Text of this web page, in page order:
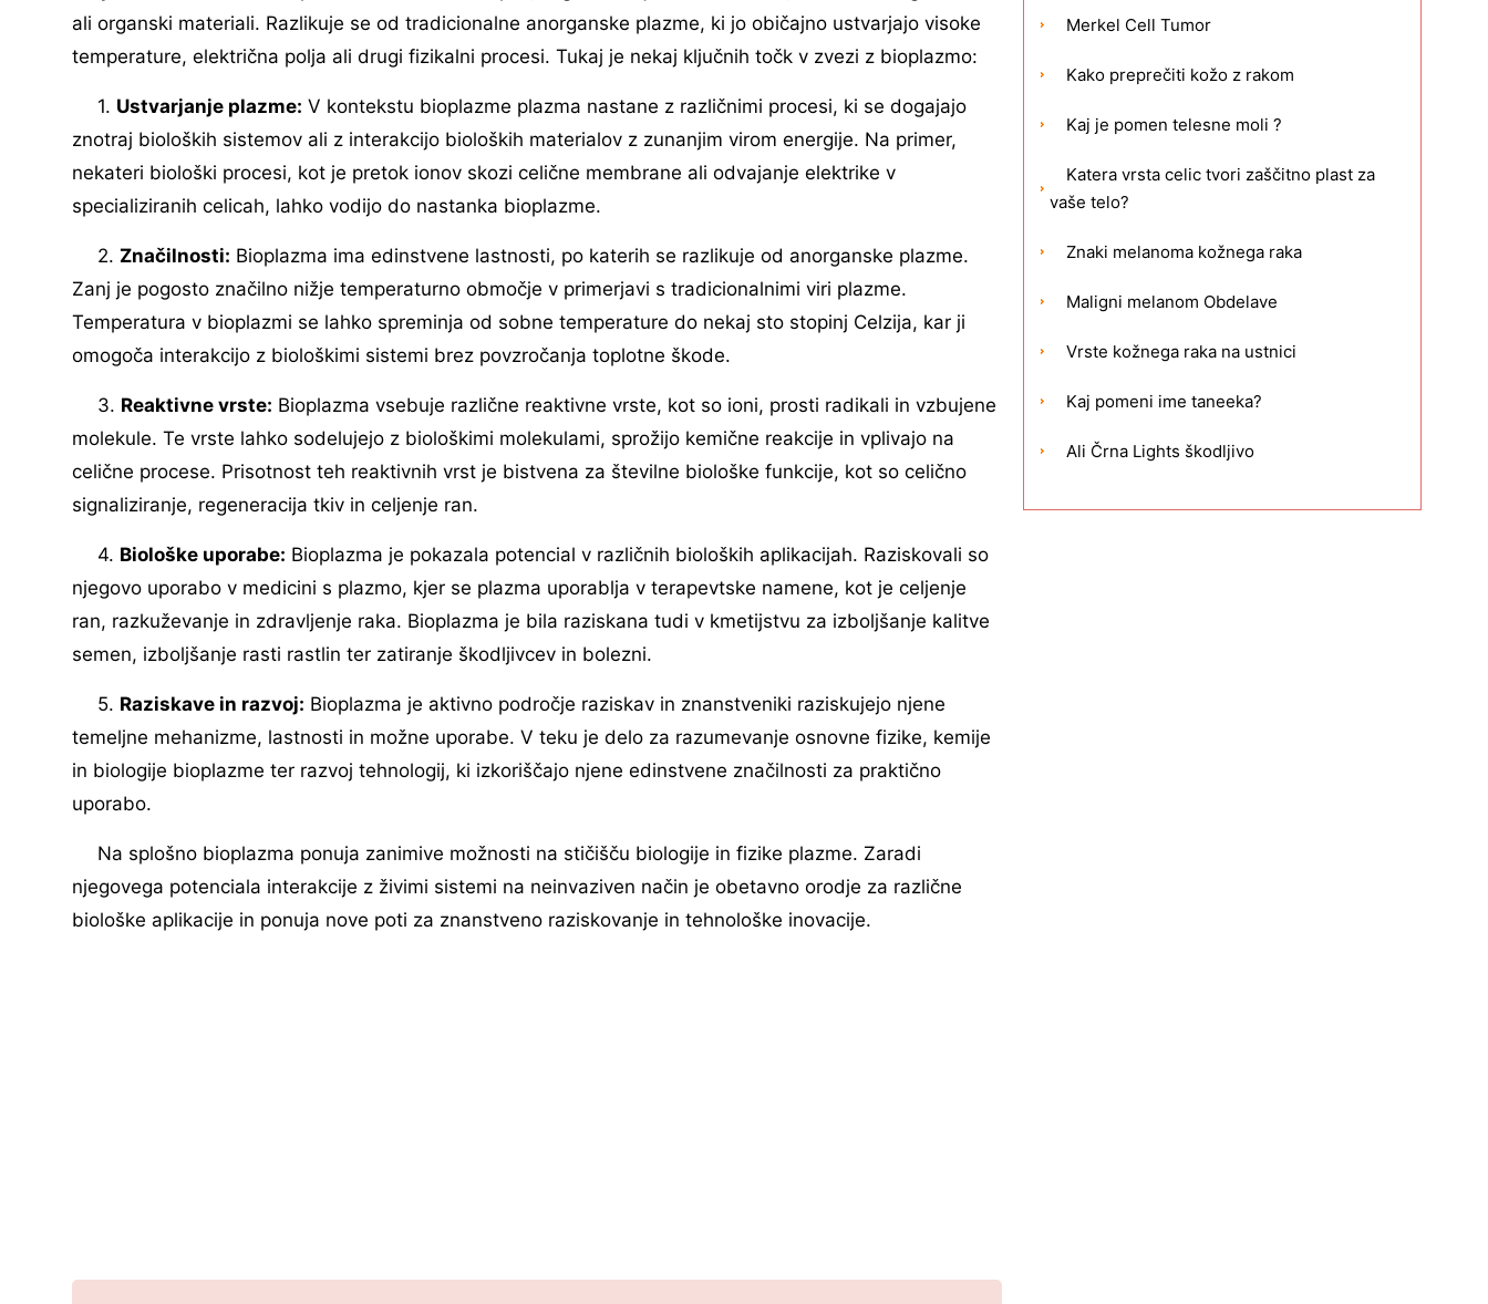
ali organski materiali. Razlikuje se od tradicionalne anorganske plazme, ki jo običajno ustvarjajo visoke
temperature, električna polja ali drugi fizikalni procesi. Tukaj je nekaj ključnih točk v zvezi z bioplazmo:
1. Ustvarjanje plazme: V kontekstu bioplazme plazma nastane z različnimi procesi, ki se dogajajo
znotraj bioloških sistemov ali z interakcijo bioloških materialov z zunanjim virom energije. Na primer,
nekateri biološki procesi, kot je pretok ionov skozi celične membrane ali odvajanje elektrike v
specializiranih celicah, lahko vodijo do nastanka bioplazme.
2. Značilnosti: Bioplazma ima edinstvene lastnosti, po katerih se razlikuje od anorganske plazme.
Zanj je pogosto značilno nižje temperaturno območje v primerjavi s tradicionalnimi viri plazme.
Temperatura v bioplazmi se lahko spreminja od sobne temperature do nekaj sto stopinj Celzija, kar ji
omogoča interakcijo z biološkimi sistemi brez povzročanja toplotne škode.
3. Reaktivne vrste: Bioplazma vsebuje različne reaktivne vrste, kot so ioni, prosti radikali in vzbujene
molekule. Te vrste lahko sodelujejo z biološkimi molekulami, sprožijo kemične reakcije in vplivajo na
celične procese. Prisotnost teh reaktivnih vrst je bistvena za številne biološke funkcije, kot so celično
signaliziranje, regeneracija tkiv in celjenje ran.
4. Biološke uporabe: Bioplazma je pokazala potencial v različnih bioloških aplikacijah. Raziskovali so
njegovo uporabo v medicini s plazmo, kjer se plazma uporablja v terapevtske namene, kot je celjenje
ran, razkuževanje in zdravljenje raka. Bioplazma je bila raziskana tudi v kmetijstvu za izboljšanje kalitve
semen, izboljšanje rasti rastlin ter zatiranje škodljivcev in bolezni.
5. Raziskave in razvoj: Bioplazma je aktivno področje raziskav in znanstveniki raziskujejo njene
temeljne mehanizme, lastnosti in možne uporabe. V teku je delo za razumevanje osnovne fizike, kemije
in biologije bioplazme ter razvoj tehnologij, ki izkoriščajo njene edinstvene značilnosti za praktično
uporabo.
Na splošno bioplazma ponuja zanimive možnosti na stičišču biologije in fizike plazme. Zaradi
njegovega potenciala interakcije z živimi sistemi na neinvaziven način je obetavno orodje za različne
biološke aplikacije in ponuja nove poti za znanstveno raziskovanje in tehnološke inovacije.
Merkel Cell Tumor
Kako preprečiti kožo z rakom
Kaj je pomen telesne moli ?
Katera vrsta celic tvori zaščitno plast za
vaše telo?
Znaki melanoma kožnega raka
Maligni melanom Obdelave
Vrste kožnega raka na ustnici
Kaj pomeni ime taneeka?
Ali Črna Lights škodljivo